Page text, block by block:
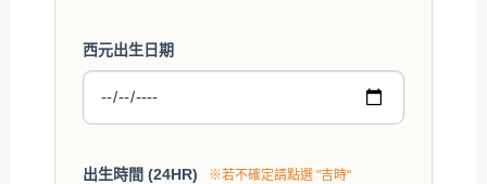
西元出生日期
出生時間 (24HR) ※若不確定請點選 "吉時"